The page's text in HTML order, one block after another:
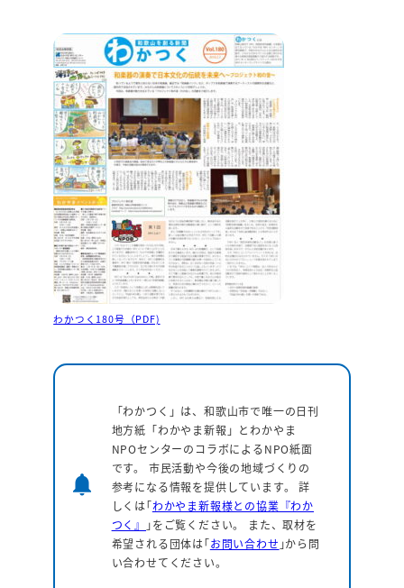
わかつく180号（PDF)
notifications
「わかつく」は、和歌山市で唯一の日刊
地方紙「わかやま新報」とわかやま
NPOセンターのコラボによるNPO紙面
です。 市民活動や今後の地域づくりの
参考になる情報を提供しています。詳
しくは｢わかやま新報様との協業『わか
つく』
｣をご覧ください。 また、取材を
希望される団体は｢お問い合わせ ｣から問
い合わせてください。